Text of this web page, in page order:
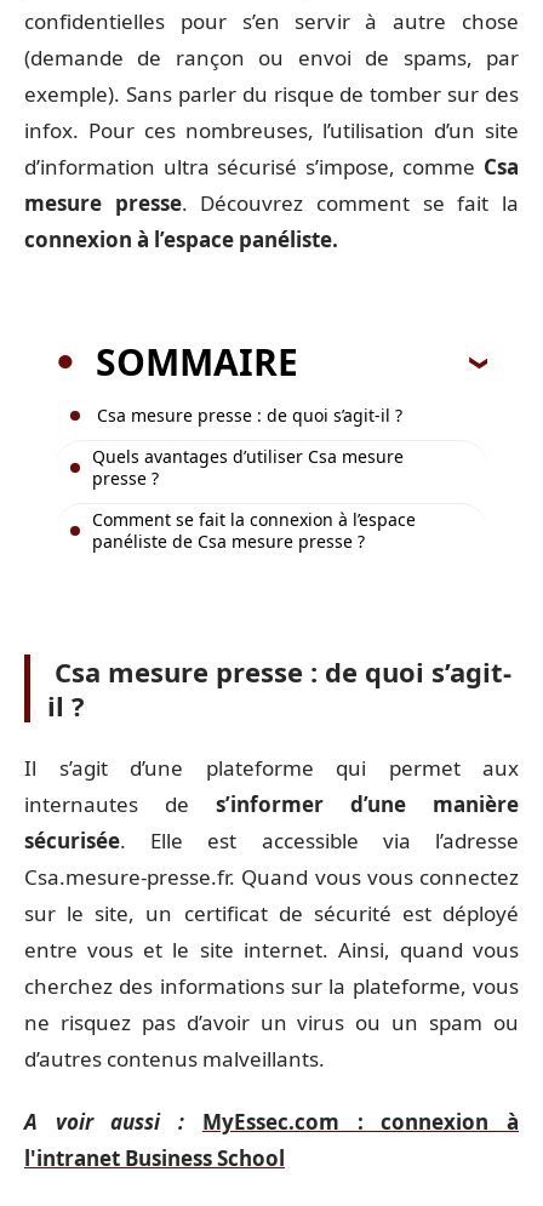
confidentielles pour s’en servir à autre chose
(demande de rançon ou envoi de spams, par
exemple). Sans parler du risque de tomber sur des
infox. Pour ces nombreuses, l’utilisation d’un site
d’information ultra sécurisé s’impose, comme Csa
mesure presse. Découvrez comment se fait la
connexion à l’espace panéliste.
SOMMAIRE
Csa mesure presse : de quoi s’agit-il ?
Quels avantages d’utiliser Csa mesure
presse ?
Comment se fait la connexion à l’espace
panéliste de Csa mesure presse ?
Csa mesure presse : de quoi s’agit-
il ?
Il s’agit d’une plateforme qui permet aux
internautes de s’informer d’une manière
sécurisée. Elle est accessible via l’adresse
Csa.mesure-presse.fr. Quand vous vous connectez
sur le site, un certificat de sécurité est déployé
entre vous et le site internet. Ainsi, quand vous
cherchez des informations sur la plateforme, vous
ne risquez pas d’avoir un virus ou un spam ou
d’autres contenus malveillants.
A voir aussi :
MyEssec.com : connexion à
l'intranet Business School